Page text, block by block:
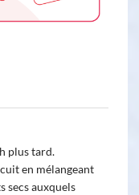
plus tard.
en mélangeant
secs auxquels